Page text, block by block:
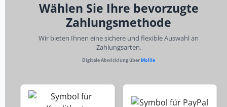
Wählen Sie Ihre bevorzugte
Zahlungsmethode
Wir bieten Ihnen eine sichere und flexible Auswahl an
Zahlungsarten.
Digitale Abwicklung überMollie